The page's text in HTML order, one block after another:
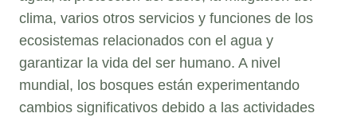
clima, varios otros servicios y funciones de los
ecosistemas relacionados con el agua y
garantizar la vida del ser humano. A nivel
mundial, los bosques están experimentando
cambios significativos debido a las actividades